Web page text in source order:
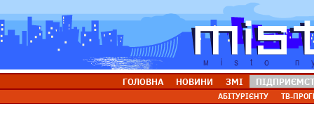
ГОЛОВНА НОВИНИ ЗМІ
АБІТУРІЄНТУ ТВ-